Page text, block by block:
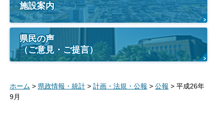
施設案内
県民の声
（ご意見・ご提言）
ホーム > 県政情報・統計 > 計画・法規・公報 > 公報 > 平成26年
9月